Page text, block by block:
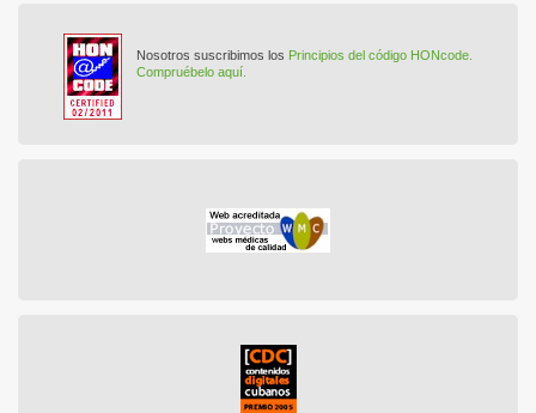
Nosotros suscribimos los Principios del código HONcode.
Compruébelo aquí.